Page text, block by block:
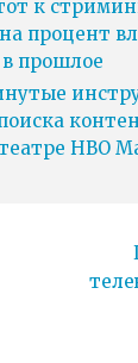
к
процент
прошлое
HBO